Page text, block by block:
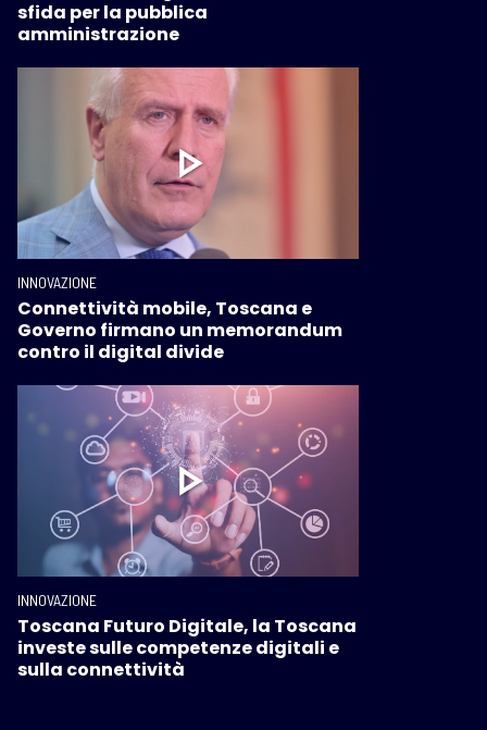
sfida per la pubblica
amministrazione
INNOVAZIONE
Connettività mobile, Toscana e
Governo firmano un memorandum
contro il digital divide
INNOVAZIONE
Toscana Futuro Digitale, la Toscana
investe sulle competenze digitali e
sulla connettività